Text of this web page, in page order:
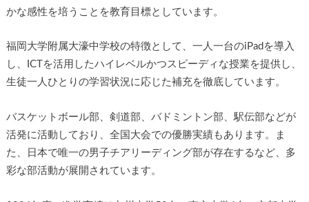
かな感性を培うことを教育目標としています。
福岡大学附属大濠中学校の特徴として、一人一台のiPadを導入
し、ICTを活用したハイレベルかつスピーディな授業を提供し、
生徒一人ひとりの学習状況に応じた補充を徹底しています。
バスケットボール部、剣道部、バドミントン部、駅伝部などが
活発に活動しており、全国大会での優勝実績もあります。ま
た、日本で唯一の男子チアリーディング部が存在するなど、多
彩な部活動が展開されています。